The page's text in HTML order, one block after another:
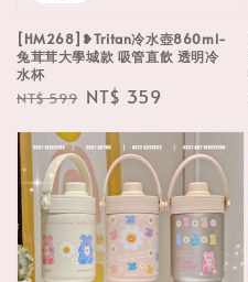
[HM268]❥Tritan冷水壺860ml-
兔茸茸大學城款 吸管直飲 透明冷
水杯
Regular
NT$ 599 Sale
NT$ 359